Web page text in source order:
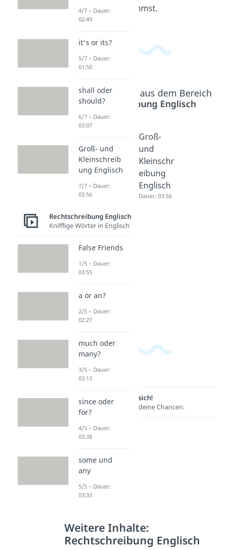
durcheinander kommst.
Beliebte Inhalte aus dem Bereich
Rechtschreibung Englisch
its?
Dauer: 01:50
oder
should?
Dauer: 03:07
Groß-
und
Kleinschr
eibung
Englisch
Dauer: 03:56
Lernen lohnt sich!
Entdecke hier deine Chancen.
Weitere Inhalte:
Rechtschreibung Englisch
4/7 – Dauer:
02:49
it's or its?
5/7 – Dauer:
01:50
shall oder
should?
6/7 – Dauer:
03:07
Groß- und
Kleinschreib
ung Englisch
7/7 – Dauer:
03:56
Rechtschreibung Englisch
Knifflige Wörter in Englisch
False Friends
1/5 – Dauer:
03:55
a or an?
2/5 – Dauer:
02:27
much oder
many?
3/5 – Dauer:
03:13
since oder
for?
4/5 – Dauer:
03:38
some und
any
5/5 – Dauer:
03:33